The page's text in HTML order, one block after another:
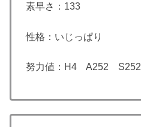
素早さ：133
性格：いじっぱり
努力値：H4 A252 S252